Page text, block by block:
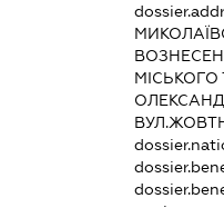
МІСЬКОГО